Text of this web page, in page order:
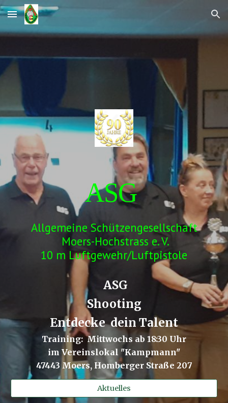
Skip to main content Skip to navigation
ASG
Allgemeine Schützengesellschaft
Moers-Hochstrass e. V.
10 m Luftgewehr/Luftpistole
ASG
Shooting
Entdecke dein Talent
Training: Mittwochs ab 18:30 Uhr
im Vereinslokal "Kampmann"
47443 Moers, Homberger Straße 207
Aktuelles